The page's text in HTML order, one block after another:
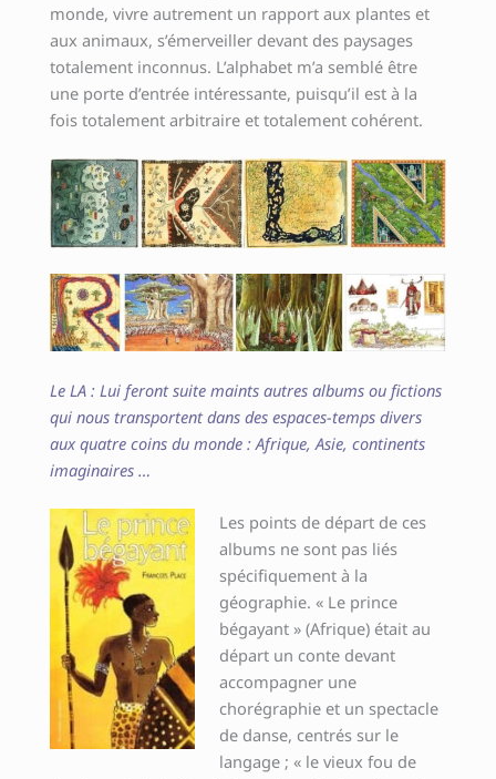
monde, vivre autrement un rapport aux plantes et
aux animaux, s’émerveiller devant des paysages
totalement inconnus. L’alphabet m’a semblé être
une porte d’entrée intéressante, puisqu’il est à la
fois totalement arbitraire et totalement cohérent.
Le LA : Lui feront suite maints autres albums ou fictions
qui nous transportent dans des espaces-temps divers
aux quatre coins du monde : Afrique, Asie, continents
imaginaires …
Les points de départ de ces
albums ne sont pas liés
spécifiquement à la
géographie. « Le prince
bégayant » (Afrique) était au
départ un conte devant
accompagner une
chorégraphie et un spectacle
de danse, centrés sur le
langage ; « le vieux fou de